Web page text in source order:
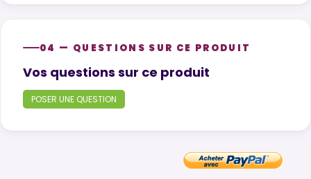
04 — QUESTIONS SUR CE PRODUIT
Product questions
Vos questions sur ce produit
POSER UNE QUESTION